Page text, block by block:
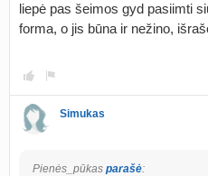
liepė pas šeimos gyd pasiimti
forma, o jis būna ir nežino,
Simukas
Pienės_pūkas parašė: